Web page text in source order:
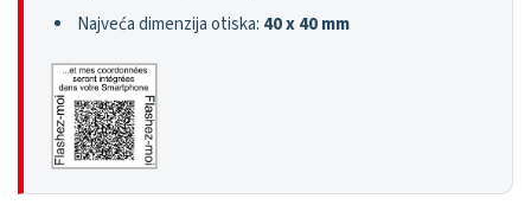
Najveća dimenzija otiska: 40 x 40 mm